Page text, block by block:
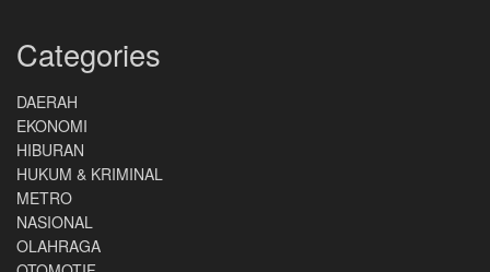
Categories
DAERAH
EKONOMI
HIBURAN
HUKUM & KRIMINAL
METRO
NASIONAL
OLAHRAGA